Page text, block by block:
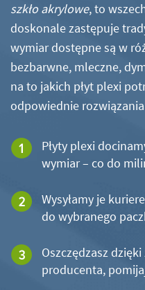
szkło akrylowe, to
doskonale zastępuje
wymiar dostępne są w
bezbarwne, mleczne,
na to jakich płyt plexi
odpowiednie
Płyty plexi
wymiar – co do
Wysyłamy je
do wybranego
Oszczędzasz
producenta,